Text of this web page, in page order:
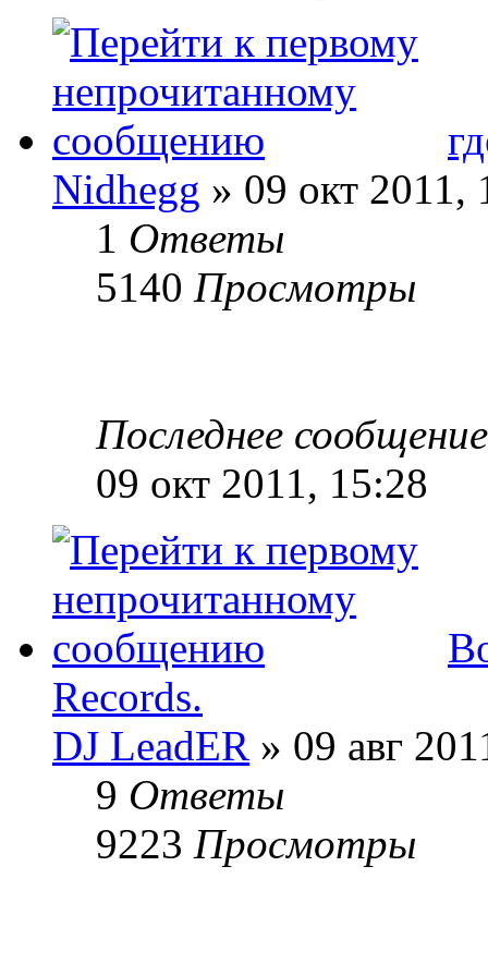
Nidhegg » 09 окт 2011,
1 Ответы
5140 Просмотры
Последнее
09 окт 2011, 15:28
Records.
DJ LeadER » 09 авг
9 Ответы
9223 Просмотры